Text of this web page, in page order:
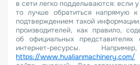
в сети легко подделываются: если
то лучше обратиться напрямую к
подтверждением такой
производителей, как правило,
об официальных
интернет-ресурсы.
https://www.hualianmachinery.com/